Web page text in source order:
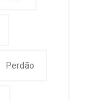
Perdão